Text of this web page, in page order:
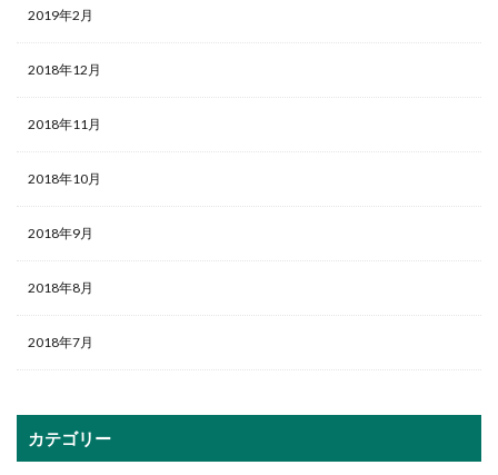
2019年2月
2018年12月
2018年11月
2018年10月
2018年9月
2018年8月
2018年7月
カテゴリー